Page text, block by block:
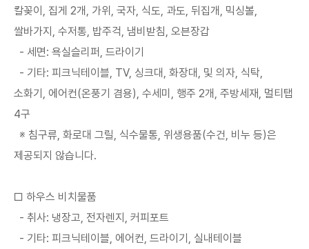
칼꽂이, 집게 2개, 가위, 국자, 식도, 과도, 뒤집개, 믹싱볼,
쌀바가지, 수저통, 밥주걱, 냄비받침, 오븐장갑
- 세면: 욕실슬리퍼, 드라이기
- 기타: 피크닉테이블, TV, 싱크대, 화장대, 및 의자, 식탁,
소화기, 에어컨(온풍기 겸용), 수세미, 행주 2개, 주방세재, 멀티탭
4구
※ 침구류, 화로대 그릴, 식수물통, 위생용품(수건, 비누 등)은
제공되지 않습니다.
□ 하우스 비치물품
- 취사: 냉장고, 전자렌지, 커피포트
- 기타: 피크닉테이블, 에어컨, 드라이기, 실내테이블